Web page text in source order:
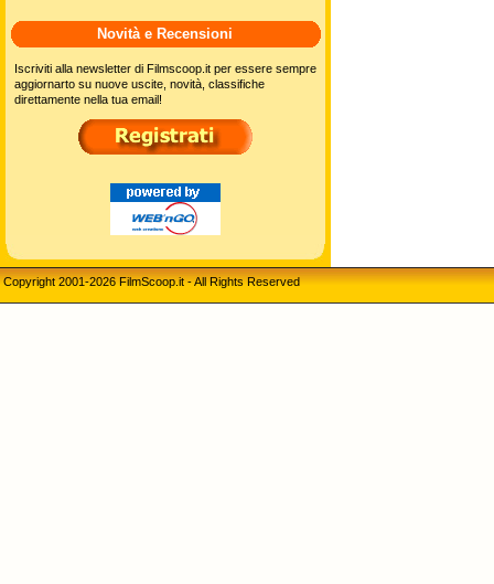
Novità e Recensioni
Iscriviti alla newsletter di Filmscoop.it per essere sempre
aggiornarto su nuove uscite, novità, classifiche
direttamente nella tua email!
Copyright 2001-2026 FilmScoop.it - All Rights Reserved